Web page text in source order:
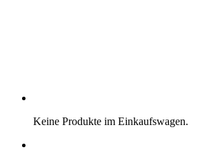
Keine Produkte im Einkaufswagen.